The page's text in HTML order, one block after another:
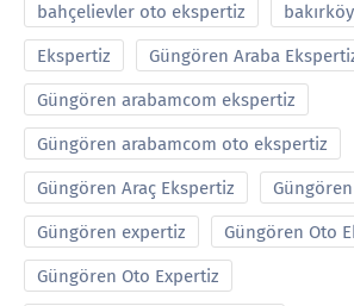
bahçelievler oto ekspertiz
Ekspertiz Güngören Araba
Güngören arabamcom ekspertiz
Güngören arabamcom oto ekspertiz
Güngören Araç Ekspertiz
Güngören expertiz Güngören Oto
Güngören Oto Expertiz